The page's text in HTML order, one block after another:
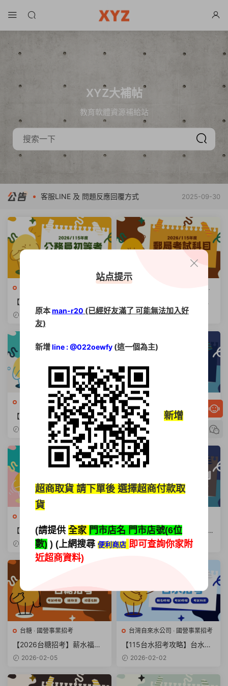
XYZ大補帖
教育軟體資源補給站
客服LINE 及 問題反應回覆方式 2025-09-30
【2026公務人員初等考試】
報名科目與錄取率深度解析
2026-02-24
國營
外勤考科與上榜心得分享
2026-02-20
台灣自來水公司·命題題庫光碟
國營事業招考
【2026台水招考科目】報考
類別科目與錄取率分析
2026-02-17
台灣石油
【2026中油招考】從薪水福
利到考試時程，鐵飯碗這樣拿
2026-02-14
【2026台糖薪水福利】大公
開！這份「最甜鐵飯碗」你報
名了嗎？
2026-02-11
中油待遇大揭密【中油薪資福
利與年終】同場加映！入職心
得全紀錄
2026-02-08
台糖 · 國營事業招考
【2026台糖招考】薪水福利
與報考時程，輕鬆卡位國營事
2026-02-05
台灣自來水公司 · 國營事業招考
【115台水招考攻略】台水薪
水福利與晉升制度懶人包看這
2026-02-02
站点提示
原本man-r20 (已經好友滿了 可能無法加入好
友)
新增line : @022oewfy (這一個為主)
新增
超商取貨 請下單後 選擇超商付款取
貨
(請提供 全家 門市店名 門市店號(6位
數) ) (上網搜尋 便利商店 即可查詢你家附
近超商資料)